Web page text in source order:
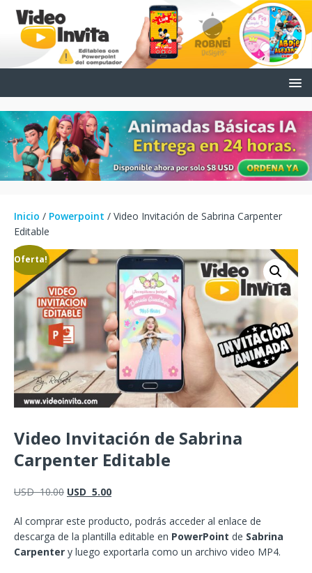
Inicio / Powerpoint / Video Invitación de Sabrina Carpenter
Editable
¡Oferta!
Video Invitación de Sabrina
Carpenter Editable
USD10.00 USD 5.00
Al comprar este producto, podrás acceder al enlace de
descarga de la plantilla editable en PowerPoint de Sabrina
Carpenter y luego exportarla como un archivo video MP4.